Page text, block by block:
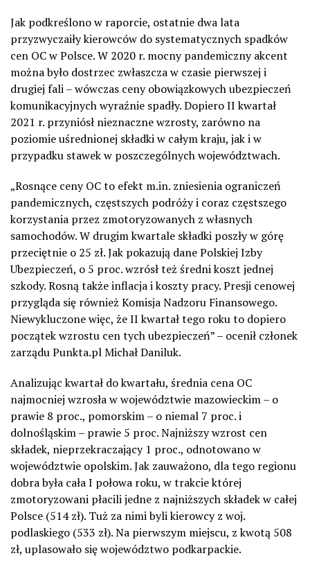
Jak podkreślono w raporcie, ostatnie dwa lata
przyzwyczaiły kierowców do systematycznych spadków
cen OC w Polsce. W 2020 r. mocny pandemiczny akcent
można było dostrzec zwłaszcza w czasie pierwszej i
drugiej fali – wówczas ceny obowiązkowych ubezpieczeń
komunikacyjnych wyraźnie spadły. Dopiero II kwartał
2021 r. przyniósł nieznaczne wzrosty, zarówno na
poziomie uśrednionej składki w całym kraju, jak i w
przypadku stawek w poszczególnych województwach.
„Rosnące ceny OC to efekt m.in. zniesienia ograniczeń
pandemicznych, częstszych podróży i coraz częstszego
korzystania przez zmotoryzowanych z własnych
samochodów. W drugim kwartale składki poszły w górę
przeciętnie o 25 zł. Jak pokazują dane Polskiej Izby
Ubezpieczeń, o 5 proc. wzrósł też średni koszt jednej
szkody. Rosną także inflacja i koszty pracy. Presji cenowej
przygląda się również Komisja Nadzoru Finansowego.
Niewykluczone więc, że II kwartał tego roku to dopiero
początek wzrostu cen tych ubezpieczeń” – ocenił członek
zarządu Punkta.pl Michał Daniluk.
Analizując kwartał do kwartału, średnia cena OC
najmocniej wzrosła w województwie mazowieckim – o
prawie 8 proc., pomorskim – o niemal 7 proc. i
dolnośląskim – prawie 5 proc. Najniższy wzrost cen
składek, nieprzekraczający 1 proc., odnotowano w
województwie opolskim. Jak zauważono, dla tego regionu
dobra była cała I połowa roku, w trakcie której
zmotoryzowani płacili jedne z najniższych składek w całej
Polsce (514 zł). Tuż za nimi byli kierowcy z woj.
podlaskiego (533 zł). Na pierwszym miejscu, z kwotą 508
zł, uplasowało się województwo podkarpackie.